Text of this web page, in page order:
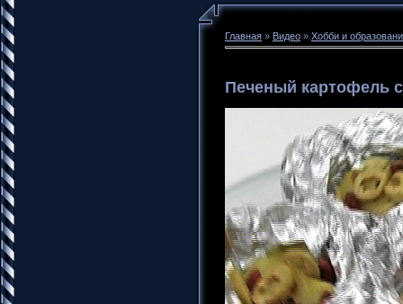
Главная » Видео » Хобби и
Печеный картофель